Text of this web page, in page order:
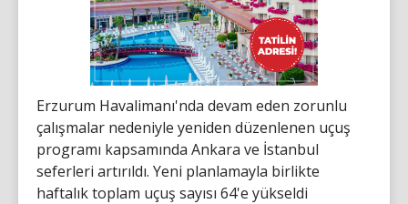
Erzurum Havalimanı'nda devam eden zorunlu
çalışmalar nedeniyle yeniden düzenlenen uçuş
programı kapsamında Ankara ve İstanbul
seferleri artırıldı. Yeni planlamayla birlikte
haftalık toplam uçuş sayısı 64'e yükseldi